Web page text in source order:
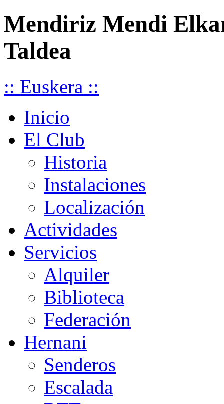
Mendiriz Mendi
Taldea
:: Euskera ::
Inicio
El Club
Historia
Instalaciones
Localización
Actividades
Servicios
Alquiler
Biblioteca
Federación
Hernani
Senderos
Escalada